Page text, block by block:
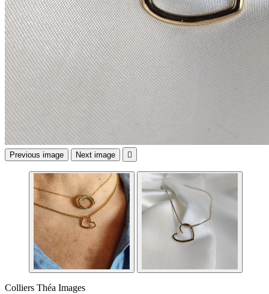
Previous image Next image 
Colliers Théa Images